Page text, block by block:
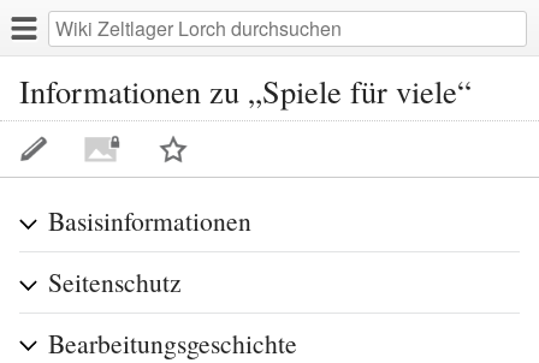
Informationen zu „Spiele für viele“
Basisinformationen
Seitenschutz
Bearbeitungsgeschichte